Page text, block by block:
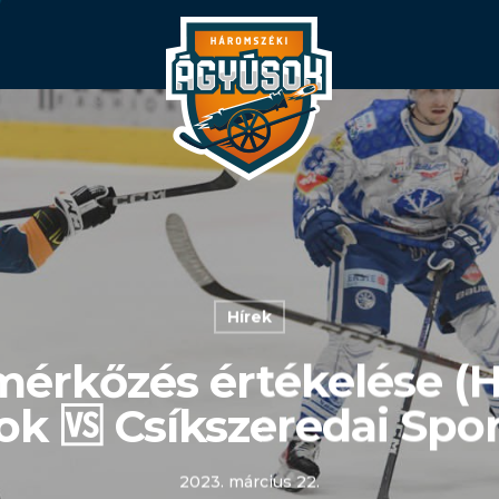
Hírek
értékelése
🆚 Csíkszeredai
2023. március 22.